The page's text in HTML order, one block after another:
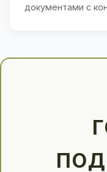
документами с